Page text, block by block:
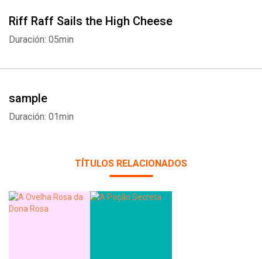
Riff Raff Sails the High Cheese
Duración: 05min
sample
Duración: 01min
TÍTULOS RELACIONADOS